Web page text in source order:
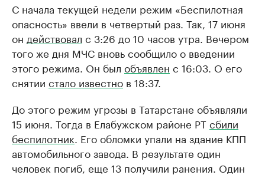
С начала текущей недели режим «Беспилотная
опасность» ввели в четвертый раз. Так, 17 июня
он действовал с 3:26 до 10 часов утра. Вечером
того же дня МЧС вновь сообщило о введении
этого режима. Он был объявлен с 16:03. О его
снятии стало известно в 18:37.
До этого режим угрозы в Татарстане объявляли
15 июня. Тогда в Елабужском районе РТсбили
беспилотник . Его обломки упали на здание КПП
автомобильного завода. В результате один
человек погиб, еще 13 получили ранения. Один